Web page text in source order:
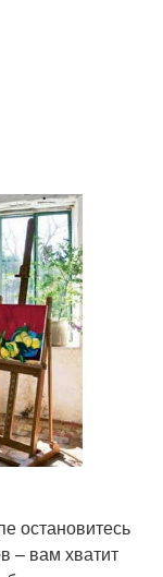
остановитесь
– вам хватит